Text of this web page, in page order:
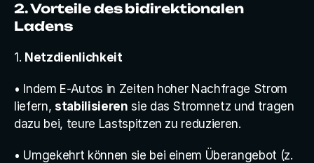
2. Vorteile des bidirektionalen
Ladens
1. Netzdienlichkeit
• Indem E-Autos in Zeiten hoher Nachfrage Strom
liefern, stabilisieren sie das Stromnetz und tragen
dazu bei, teure Lastspitzen zu reduzieren.
• Umgekehrt können sie bei einem Überangebot (z.